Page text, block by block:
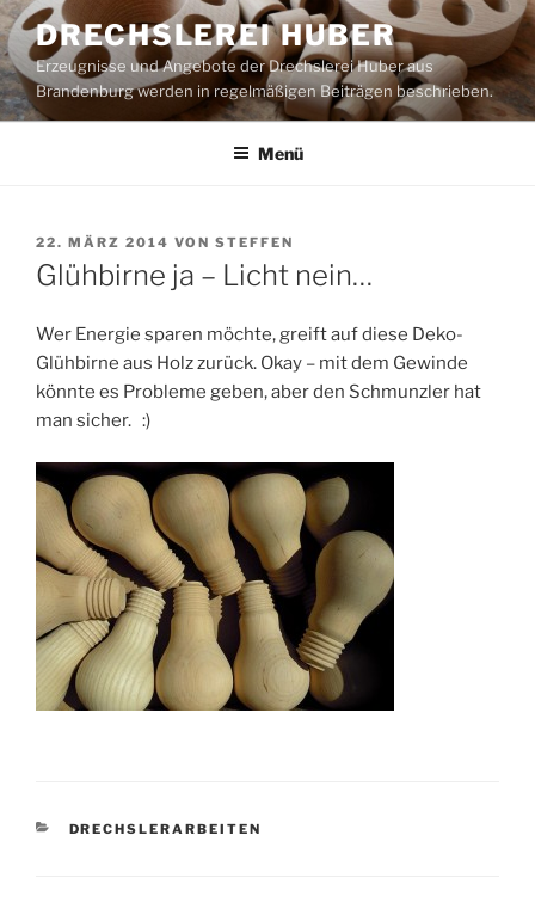
Zum
Inhalt
springen
DRECHSLEREI HUBER
Erzeugnisse und Angebote der Drechslerei Huber aus
Brandenburg werden in regelmäßigen Beiträgen beschrieben.
Menü
VERÖFFENTLICHT
AM
22. MÄRZ 2014 VON STEFFEN
Glühbirne ja – Licht nein…
Wer Energie sparen möchte, greift auf diese Deko-
Glühbirne aus Holz zurück. Okay – mit dem Gewinde
könnte es Probleme geben, aber den Schmunzler hat
man sicher. :)
KATEGORIEN
DRECHSLERARBEITEN